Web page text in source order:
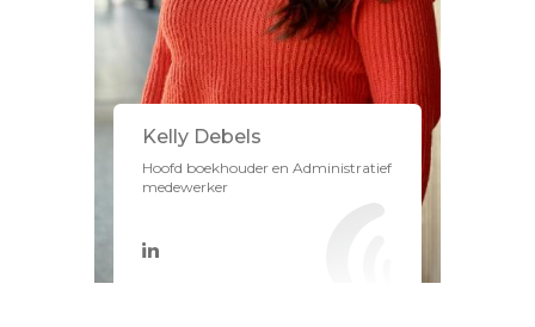
Kelly Debels
Hoofd boekhouder en Administratief
medewerker